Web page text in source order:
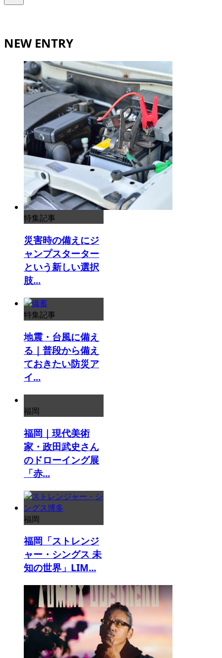
NEW ENTRY
特集記事
災害時の備えにジ
ャンプスターター
という新しい選択
肢...
特集記事
地震・台風に備え
る｜普段から備え
ておきたい防災ア
イ...
福岡
福岡｜現代美術
家・政田武史さん
のドローイング展
「赤...
福岡
福岡「ストレンジ
ャー・シングス 未
知の世界」LIM...